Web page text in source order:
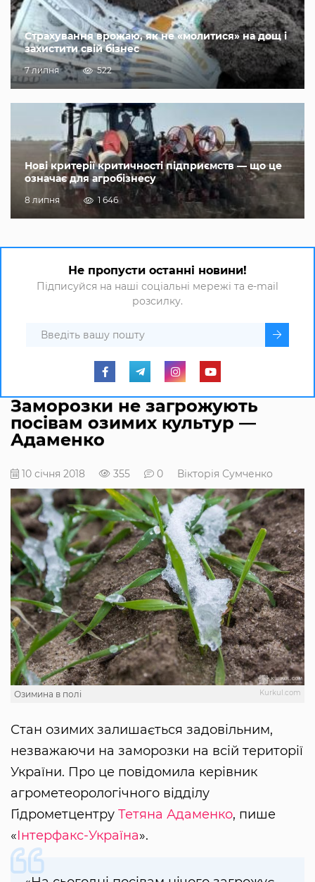
Страхування врожаю, як не «молитися» на дощ і
захистити свій бізнес
7 липня 522
Нові критерії критичності підприємств — що це
означає для агробізнесу
8 липня 1 646
Не пропусти останні новини!
Підписуйся на наші соціальні мережі та e-mail
розсилку.
Заморозки не загрожують
посівам озимих культур —
Адаменко
10 січня 2018 355 0 Вікторія Сумченко
Kurkul.com
Озимина в полі
Стан озимих залишається задовільним,
незважаючи на заморозки на всій території
України. Про це повідомила керівник
агрометеорологічного відділу
Гідрометцентру Тетяна Адаменко, пише
«Інтерфакс-Україна».